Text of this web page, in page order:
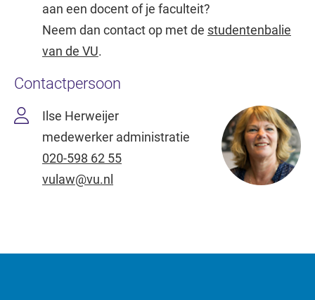
aan een docent of je faculteit?
Neem dan contact op met de studentenbalie
van de VU.
Contactpersoon
Ilse Herweijer
medewerker administratie
020-598 62 55
vulaw@vu.nl